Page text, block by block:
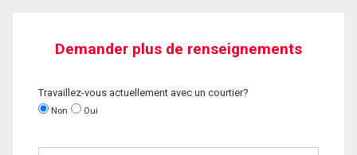
Demander plus de renseignements
Travaillez-vous actuellement avec un courtier?
Non Oui